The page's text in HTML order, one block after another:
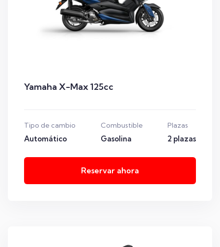
Yamaha X-Max 125cc
Tipo de cambio
Automático
Combustible
Gasolina
Plazas
2 plazas
Reservar ahora